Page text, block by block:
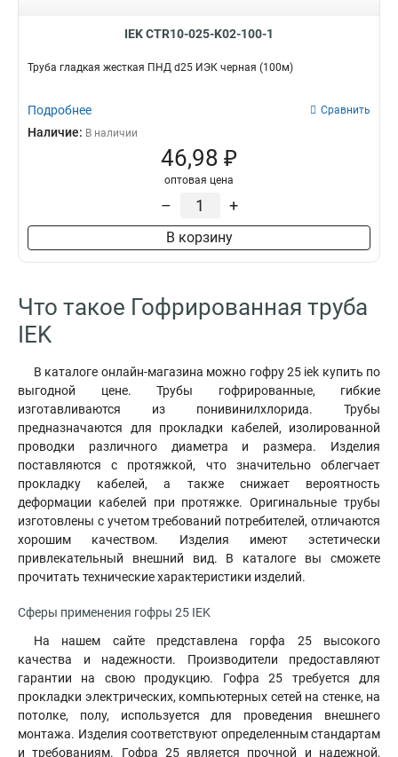
IEK CTR10-025-K02-100-1
Труба гладкая жесткая ПНД d25 ИЭК черная (100м)
Подробнее Сравнить
Наличие: В наличии
46,98 ₽
оптовая цена
– +
В корзину
Что такое Гофрированная труба
IEK
В каталоге онлайн-магазина можно гофру 25 iek купить по
выгодной цене. Трубы гофрированные, гибкие
изготавливаются из понивинилхлорида. Трубы
предназначаются для прокладки кабелей, изолированной
проводки различного диаметра и размера. Изделия
поставляются с протяжкой, что значительно облегчает
прокладку кабелей, а также снижает вероятность
деформации кабелей при протяжке. Оригинальные трубы
изготовлены с учетом требований потребителей, отличаются
хорошим качеством. Изделия имеют эстетически
привлекательный внешний вид. В каталоге вы сможете
прочитать технические характеристики изделий.
Сферы применения гофры 25 IEK
На нашем сайте представлена горфа 25 высокого
качества и надежности. Производители предоставляют
гарантии на свою продукцию. Гофра 25 требуется для
прокладки электрических, компьютерных сетей на стенке, на
потолке, полу, используется для проведения внешнего
монтажа. Изделия соответствуют определенным стандартам
и требованиям. Гофра 25 является прочной и надежной,